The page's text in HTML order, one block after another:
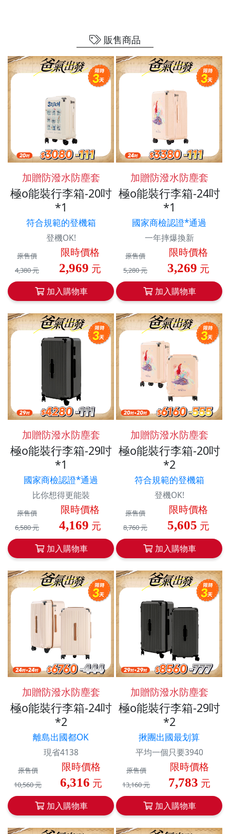
販售商品
加贈防潑水防塵套
極o能裝行李箱-20吋
*1
符合規範的登機箱
登機OK!
原售價
4,380 元
限時價格
2,969 元
加入購物車
加贈防潑水防塵套
極o能裝行李箱-24吋
*1
國家商檢認證*通過
一年摔爆換新
原售價
5,280 元
限時價格
3,269 元
加入購物車
加贈防潑水防塵套
極o能裝行李箱-29吋
*1
國家商檢認證*通過
比你想得更能裝
原售價
6,580 元
限時價格
4,169 元
加入購物車
加贈防潑水防塵套
極o能裝行李箱-20吋
*2
符合規範的登機箱
登機OK!
原售價
8,760 元
限時價格
5,605 元
加入購物車
加贈防潑水防塵套
極o能裝行李箱-24吋
*2
離島出國都OK
現省4138
原售價
10,560 元
限時價格
6,316 元
加入購物車
加贈防潑水防塵套
極o能裝行李箱-29吋
*2
揪團出國最划算
平均一個只要3940
原售價
13,160 元
限時價格
7,783 元
加入購物車